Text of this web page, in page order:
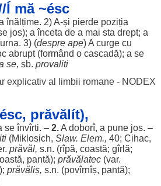
Í mă ~ésc
înălțime. 2) A-și pierde poziția
jos); aînceta de a mai sta drept; a
. 3) (despre ape) A curgecu
abrupt(formând o cascadă); a se
se, sb. provaliti
explicativ al limbii romane - NODEX
prăvălít),
se învîrti. – 2.A doborî, a pune jos. –
(Miklosich, Slaw. Elem., 40; Cihac,
prăvăl, s.n. (rîpă, coastă; gîrlă;
, pantă); prăvălatec(var.
prăvăliș, s.n. (povîrnîș, pantă);